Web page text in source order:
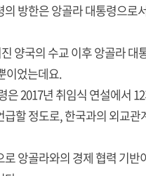
방한은 앙골라 대통령으로
양국의 수교 이후 앙골라 대
이었는데요.
은 2017년 취임식 연설에서
급할 정도로, 한국과의 외교관
로 앙골라와의 경제 협력 기반